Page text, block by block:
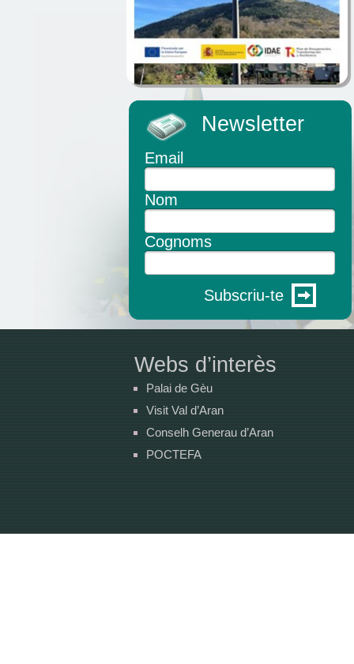
Newsletter
Email
Nom
Cognoms
Subscriu-te
Webs d’interès
Palai de Gèu
Visit Val d’Aran
Conselh Generau d’Aran
POCTEFA